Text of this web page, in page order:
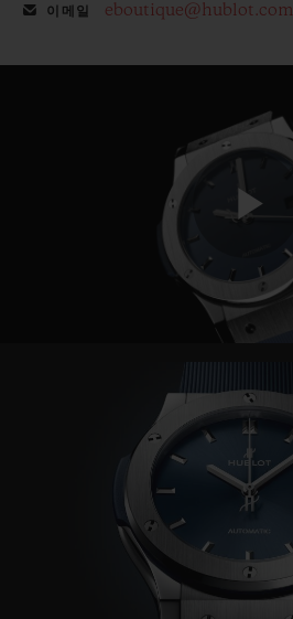
이메일 eboutique@hublot.com